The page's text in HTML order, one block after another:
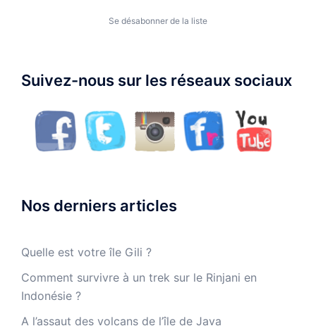
Se désabonner de la liste
Suivez-nous sur les réseaux sociaux
Nos derniers articles
Quelle est votre île Gili ?
Comment survivre à un trek sur le Rinjani en
Indonésie ?
A l’assaut des volcans de l’île de Java